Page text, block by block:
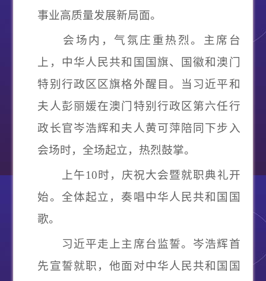
事业高质量发展新局面。
会场内，气氛庄重热烈。主席台
上，中华人民共和国国旗、国徽和澳门
特别行政区区旗格外醒目。当习近平和
夫人彭丽媛在澳门特别行政区第六任行
政长官岑浩辉和夫人黄可萍陪同下步入
会场时，全场起立，热烈鼓掌。
上午10时，庆祝大会暨就职典礼开
始。全体起立，奏唱中华人民共和国国
歌。
习近平走上主席台监誓。岑浩辉首
先宣誓就职，他面对中华人民共和国国